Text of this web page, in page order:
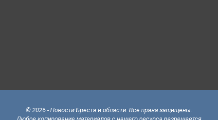
© 2026 - Новости Бреста и области. Все права защищены.